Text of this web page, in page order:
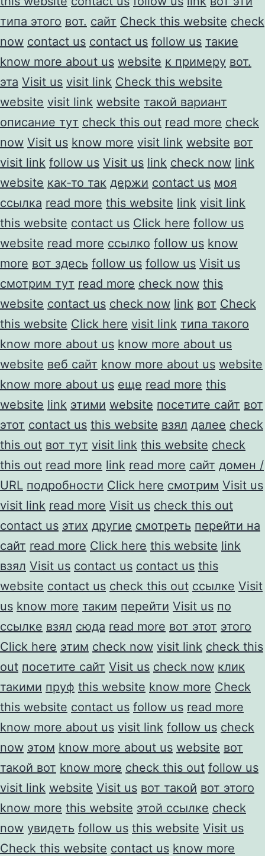
типа этого вот. сайт Check this website check
now contact us contact us follow us такие
know more about us website к примеру вот.
эта Visit us visit link Check this website
website visit link website такой вариант
описание тут check this out read more check
now Visit us know more visit link website вот
visit link follow us Visit us link check now link
website как-то так держи contact us моя
ссылка read more this website link visit link
this website contact us Click here follow us
website read more ссылко follow us know
more вот здесь follow us follow us Visit us
смотрим тут read more check now this
website contact us check now link вот Check
this website Click here visit link типа такого
know more about us know more about us
website веб сайт know more about us website
know more about us еще read more this
website link этими website посетите сайт вот
этот contact us this website взял далее check
this out вот тут visit link this website check
this out read more link read more сайт домен /
URL подробности Click here смотрим Visit us
visit link read more Visit us check this out
contact us этих другие смотреть перейти на
сайт read more Click here this website link
взял Visit us contact us contact us this
website contact us check this out ссылке Visit
us know more таким перейти Visit us по
ссылке взял сюда read more вот этот этого
Click here этим check now visit link check this
out посетите сайт Visit us check now клик
такими пруф this website know more Check
this website contact us follow us read more
know more about us visit link follow us check
now этом know more about us website вот
такой вот know more check this out follow us
visit link website Visit us вот такой вот этого
know more this website этой ссылке check
now увидеть follow us this website Visit us
Check this website contact us know more